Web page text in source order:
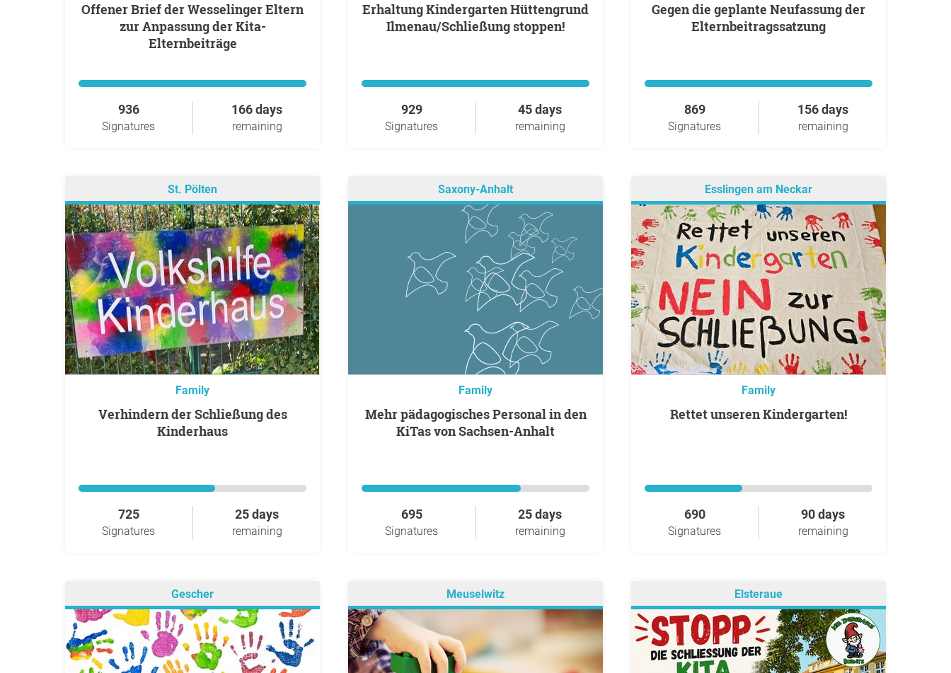
Offener Brief der Wesselinger Eltern
zur Anpassung der Kita-
Elternbeiträge
936
Signatures
166 days
remaining
Erhaltung Kindergarten Hüttengrund
Ilmenau/Schließung stoppen!
929
Signatures
45 days
remaining
Gegen die geplante Neufassung der
Elternbeitragssatzung
869
Signatures
156 days
remaining
St. Pölten
Family
Verhindern der Schließung des
Kinderhaus
725
Signatures
25 days
remaining
Saxony-Anhalt
Family
Mehr pädagogisches Personal in den
KiTas von Sachsen-Anhalt
695
Signatures
25 days
remaining
Esslingen am Neckar
Family
Rettet unseren Kindergarten!
690
Signatures
90 days
remaining
Gescher Meuselwitz Elsteraue